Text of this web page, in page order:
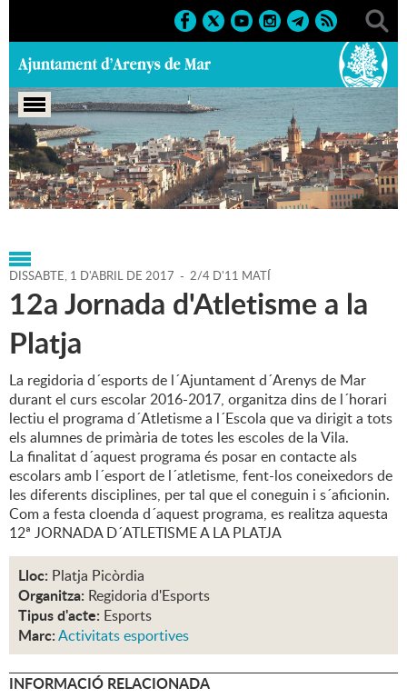
Portada > Agenda > 01-04-
2017 > Marcs > 2017 > Activitats esportives
DISSABTE, 1 D'ABRIL DE 2017 - 2/4 D'11 MATÍ
12a Jornada d'Atletisme a la
Platja
La regidoria d´esports de l´Ajuntament d´Arenys de Mar
durant el curs escolar 2016-2017, organitza dins de l´horari
lectiu el programa d´Atletisme a l´Escola que va dirigit a tots
els alumnes de primària de totes les escoles de la Vila.
La finalitat d´aquest programa és posar en contacte als
escolars amb l´esport de l´atletisme, fent-los coneixedors de
les diferents disciplines, per tal que el coneguin i s´aficionin.
Com a festa cloenda d´aquest programa, es realitza aquesta
12ª JORNADA D´ATLETISME A LA PLATJA
Lloc: Platja Picòrdia
Organitza: Regidoria d'Esports
Tipus d'acte: Esports
Marc:Activitats esportives
INFORMACIÓ RELACIONADA